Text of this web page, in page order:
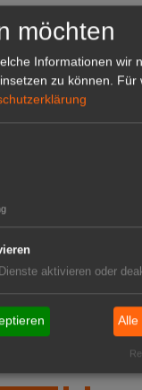
möchten
Informationen wir
zu können. Für
aktivieren oder
Alle